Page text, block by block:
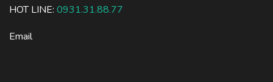
HOT LINE: 0931.31.88.77
Email